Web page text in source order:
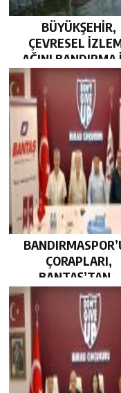
BÜYÜKŞEHİR,
ÇEVRESEL
AĞINI BANDIRMA
ÇORAPLARI,
BANTAŞ’TAN…